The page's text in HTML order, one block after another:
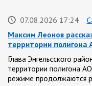
07.08.2026 17:24
Максим Леонов
территории полигона
Глава Энгельсского
территории полигона
режиме продолжаются